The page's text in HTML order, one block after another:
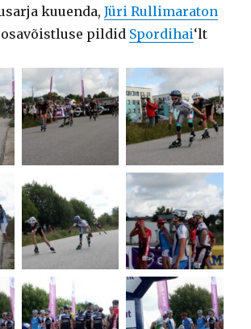
kuuenda,Jüri Rullimaraton
pildid Spordihai‘lt